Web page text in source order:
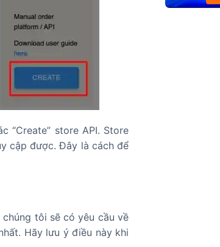
“Create” store API. Store
cập được. Đây là cách để
tôi sẽ có yêu cầu về
Hãy lưu ý điều này khi